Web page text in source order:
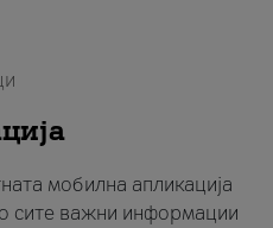
мобилна апликација
сите важни информации